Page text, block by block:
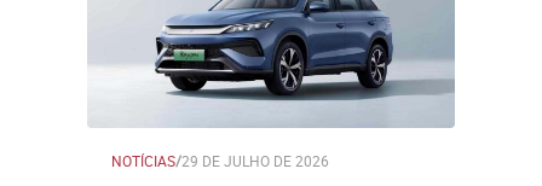
NOTÍCIAS/29 DE JULHO DE 2026